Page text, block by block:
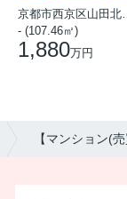
- (107.46㎡)
1,880万円
【マンション(